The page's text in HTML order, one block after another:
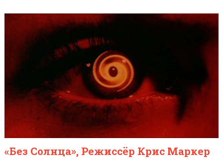
«Без Солнца», Режиссёр Крис Маркер